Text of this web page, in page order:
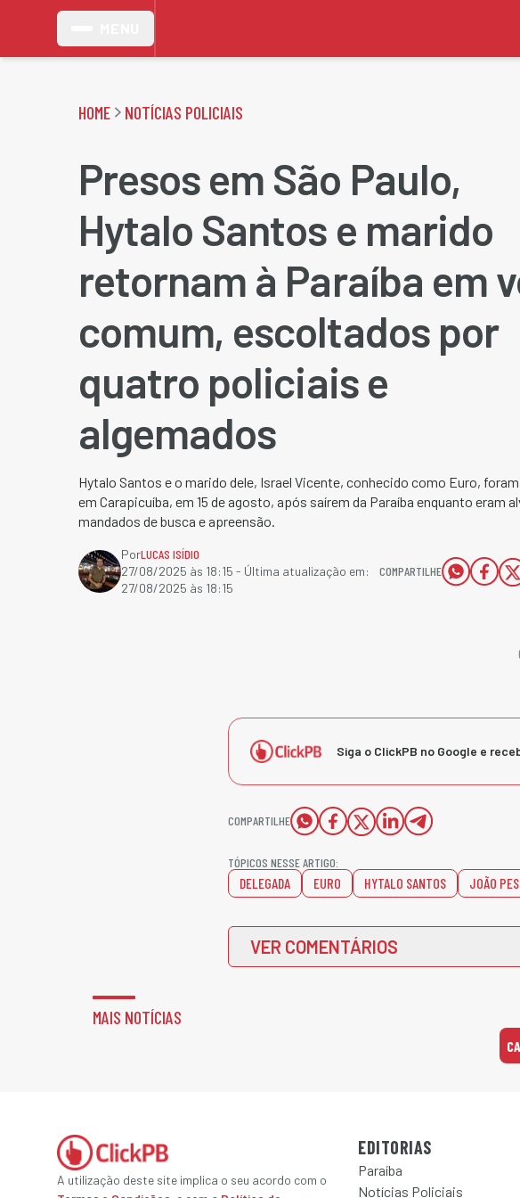
HOME NOTÍCIAS POLICIAIS
Presos em São Paulo,
Hytalo Santos e marido
retornam à Paraíba em
comum, escoltados por
quatro policiais e
algemados
Hytalo Santos e o marido dele, Israel Vicente, conhecido como Euro,
em Carapicuíba, em 15 de agosto, após saírem da Paraíba enquanto eram
mandados de busca e apreensão.
PorLUCAS ISÍDIO
27/08/2025 às 18:15 - Última atualização em:
27/08/2025 às 18:15
COMPARTILHE
Siga o ClickPB no Google e
COMPARTILHE
TÓPICOS NESSE ARTIGO:
DELEGADA EURO HYTALO SANTOS JOÃO
VER COMENTÁRIOS
MAIS NOTÍCIAS
A utilização deste site implica o seu acordo com o
EDITORIAS
Paraíba
Notícias Policiais